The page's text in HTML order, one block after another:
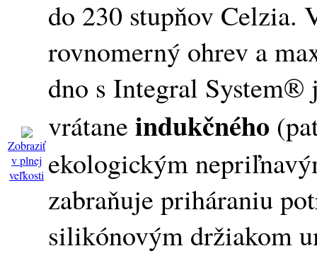
Zobraziť
v plnej
veľkosti
do 230 stupňov Celzia.
rovnomerný ohrev a
dno s Integral System®
vrátane indukčného
ekologickým
zabraňuje priháraniu
silikónovým držiakom